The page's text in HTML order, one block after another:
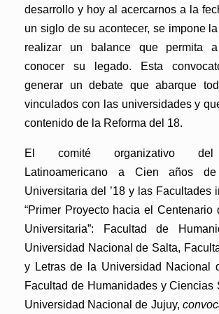
desarrollo y hoy al acercarnos a la
un siglo de su acontecer, se impone
realizar un balance que permita
conocer su legado. Esta
generar un debate que abarque
vinculados con las universidades y
contenido de la Reforma del 18.
El comité organizativo del
Latinoamericano a Cien años
Universitaria del ’18 y las Facultades
“Primer Proyecto hacia el Centenario
Universitaria”: Facultad de
Universidad Nacional de Salta,
y Letras de la Universidad Nacional
Facultad de Humanidades y Ciencias
Universidad Nacional de Jujuy,